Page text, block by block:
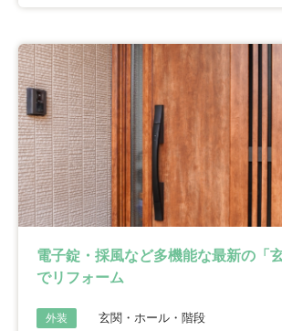
電子錠・採風など多機能な最新の「
でリフォーム
外装 玄関・ホール・階段